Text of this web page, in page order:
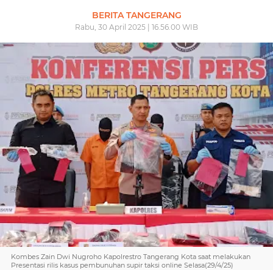
BERITA TANGERANG
Rabu, 30 April 2025 | 16.56.00 WIB
Kombes Zain Dwi Nugroho Kapolrestro Tangerang Kota saat melakukan
Presentasi rilis kasus pembunuhan supir taksi online Selasa(29/4/25)